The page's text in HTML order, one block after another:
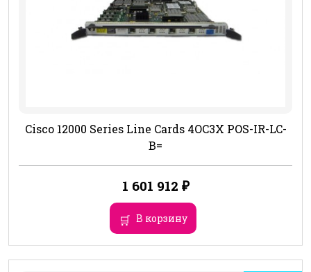
Cisco 12000 Series Line Cards 4OC3X POS-IR-LC-
B=
1 601 912 ₽
В корзину